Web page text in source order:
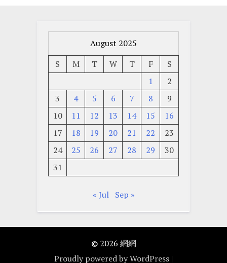
August 2025
S
M T W T F
S
1
2
3
4 5 6 7 8
9
10
11 12 13 14 15
16
17
18 19 20 21 22
23
24
25 26 27 28 29
30
31
« Jul Sep »
© 2026 網網
Proudly powered by WordPress |